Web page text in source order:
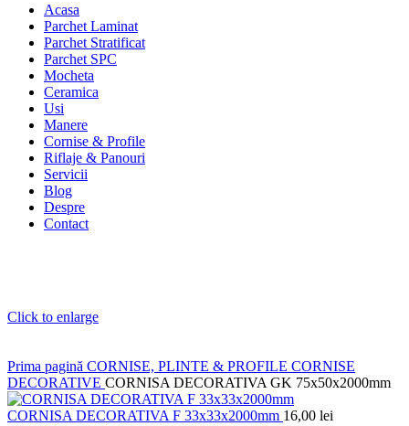
Acasa
Parchet Laminat
Parchet Stratificat
Parchet SPC
Mocheta
Ceramica
Usi
Manere
Cornise & Profile
Riflaje & Panouri
Servicii
Blog
Despre
Contact
Click to enlarge
Prima pagină CORNISE, PLINTE & PROFILE CORNISE
DECORATIVE CORNISA DECORATIVA GK 75x50x2000mm
CORNISA DECORATIVA F 33x33x2000mm 16,00 lei